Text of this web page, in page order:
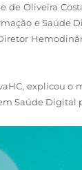
Oliveira
e
explicou
Saúde Digital